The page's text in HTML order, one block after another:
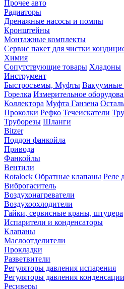
Прочее авто
Радиаторы
Дренажные насосы и помпы
Кронштейны
Монтажные комплекты
Сервис пакет для чистки
Химия
Сопутствующие товары Хладоны
Инструмент
Быстросъемы, Муфты Вакуумные
Горелка Измерительное
Коллектора Муфта Ганзена
Проколки Рефко Течеискатели
Труборезы Шланги
Bitzer
Поддон фанкойла
Привода
Фанкойлы
Вентили
Rotalock Обратные клапаны Реле
Виброгаситель
Воздухонагреватели
Воздухоохлодители
Гайки, сервисные краны, штуцера
Испарители и конденсаторы
Клапаны
Маслоотделители
Прокладки
Разветвители
Регуляторы давления испарения
Регуляторы давления конденсации
Ресиверы